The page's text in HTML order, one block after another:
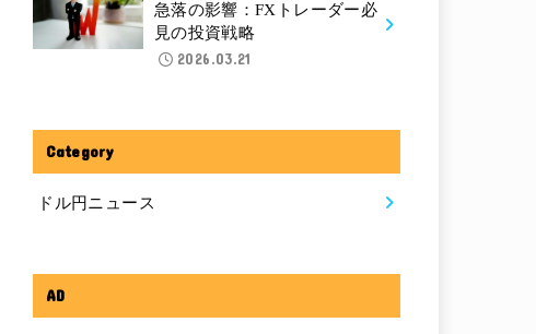
急落の影響：FXトレーダー必
見の投資戦略
2026.03.21
Category
ドル円ニュース
AD